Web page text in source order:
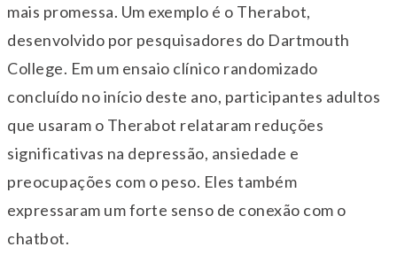
mais promessa. Um exemplo é o Therabot,
desenvolvido por pesquisadores do Dartmouth
College. Em um ensaio clínico randomizado
concluído no início deste ano, participantes adultos
que usaram o Therabot relataram reduções
significativas na depressão, ansiedade e
preocupações com o peso. Eles também
expressaram um forte senso de conexão com o
chatbot.